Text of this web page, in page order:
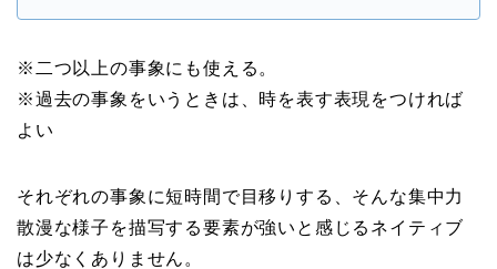
※二つ以上の事象にも使える。
※過去の事象をいうときは、時を表す表現をつければ
よい
それぞれの事象に短時間で目移りする、そんな集中力
散漫な様子を描写する要素が強いと感じるネイティブ
は少なくありません。